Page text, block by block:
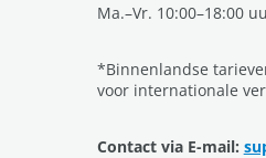
Ma.–Vr. 10:00–18:00
*Binnenlandse
voor internationale
Contact via E-mail: